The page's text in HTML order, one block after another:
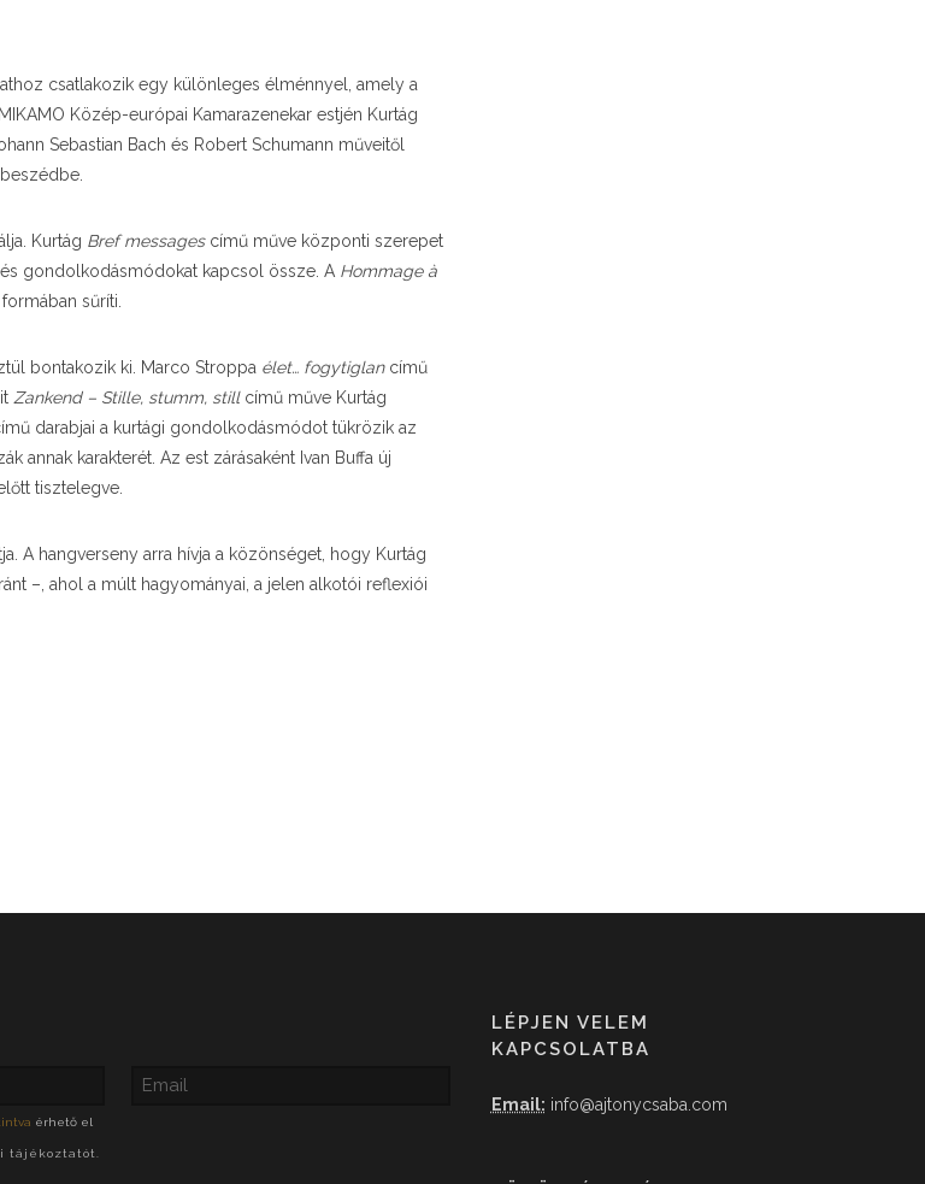
csatlakozik egy különleges élménnyel, amely a
Közép-európai Kamarazenekar estjén Kurtág
Sebastian Bach és Robert Schumann műveitől
Kurtág Bref messagescímű műve központi szerepet
gondolkodásmódokat kapcsol össze. A Hommage à
sűríti.
bontakozik ki. Marco Stroppa élet… fogytiglancímű
Zankend – Stille, stumm, stillcímű műve Kurtág
darabjai a kurtági gondolkodásmódot tükrözik az
annak karakterét. Az est zárásaként Ivan Buffa új
tisztelegve.
A hangverseny arra hívja a közönséget, hogy Kurtág
–, ahol a múlt hagyományai, a jelen alkotói reflexiói
érhető el
tájékoztatót.
LÉPJEN VELEM
KAPCSOLATBA
Email: info@ajtonycsaba.com